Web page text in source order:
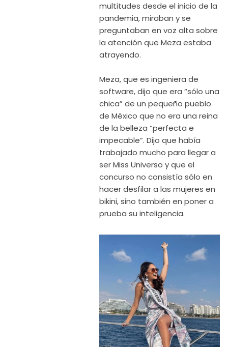
multitudes desde el inicio de la
pandemia, miraban y se
preguntaban en voz alta sobre
la atención que Meza estaba
atrayendo.
Meza, que es ingeniera de
software, dijo que era “sólo una
chica” de un pequeño pueblo
de México que no era una reina
de la belleza “perfecta e
impecable”. Dijo que había
trabajado mucho para llegar a
ser Miss Universo y que el
concurso no consistía sólo en
hacer desfilar a las mujeres en
bikini, sino también en poner a
prueba su inteligencia.